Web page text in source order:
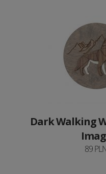
Dark Walking
89